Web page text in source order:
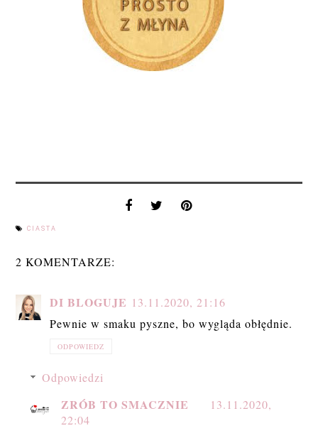
CIASTA
2 KOMENTARZE:
DI BLOGUJE 13.11.2020, 21:16
Pewnie w smaku pyszne, bo wygląda obłędnie.
ODPOWIEDZ
Odpowiedzi
ZRÓB TO SMACZNIE
13.11.2020,
22:04